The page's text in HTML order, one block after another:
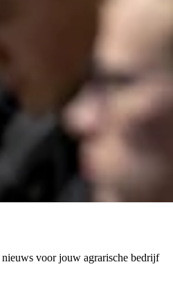
voor jouw agrarische bedrijf